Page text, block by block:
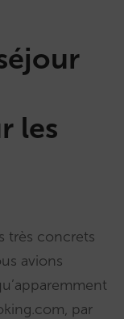
les
très concrets
avions
par